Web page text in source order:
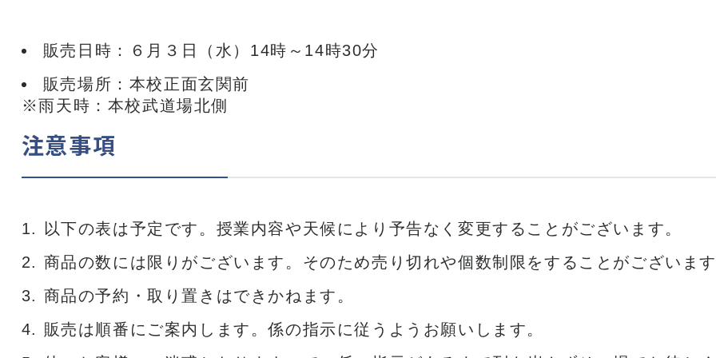
販売日時：６月３日（水）14時～14時30分
販売場所：本校正面玄関前
※雨天時：本校武道場北側
注意事項
以下の表は予定です。授業内容や天候により予告なく変更することがございます。
商品の数には限りがございます。そのため売り切れや個数制限をすることがございま
商品の予約・取り置きはできかねます。
販売は順番にご案内します。係の指示に従うようお願いします。